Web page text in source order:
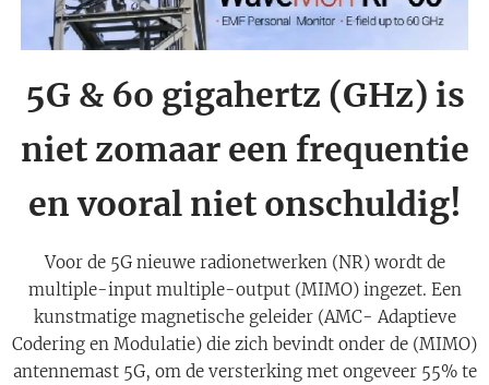
5G & 6o gigahertz (GHz) is
niet zomaar een frequentie
en vooral niet onschuldig!
Voor de 5G nieuwe radionetwerken (NR) wordt de
multiple-input multiple-output (MIMO) ingezet. Een
kunstmatige magnetische geleider (AMC- Adaptieve
Codering en Modulatie) die zich bevindt onder de (MIMO)
antennemast 5G, om de versterking met ongeveer 55% te